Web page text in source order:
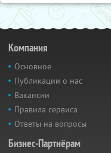
Компания
Основное
Публикации о нас
Вакансии
Правила сервиса
Ответы на вопросы
Бизнес-Партнёрам